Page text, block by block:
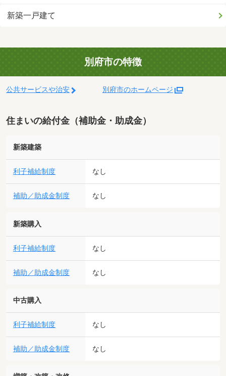
新築一戸建て
別府市の特徴
公共サービスや治安 別府市のホームページ
住まいの給付金（補助金・助成金）
新築建築
利子補給制度 なし
補助／助成金制度 なし
新築購入
利子補給制度 なし
補助／助成金制度 なし
中古購入
利子補給制度 なし
補助／助成金制度 なし